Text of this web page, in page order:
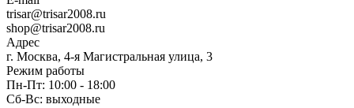
trisar@trisar2008.ru
shop@trisar2008.ru
Адрес
г. Москва, 4-я Магистральная улица, 3
Режим работы
Пн-Пт: 10:00 - 18:00
Сб-Вс: выходные